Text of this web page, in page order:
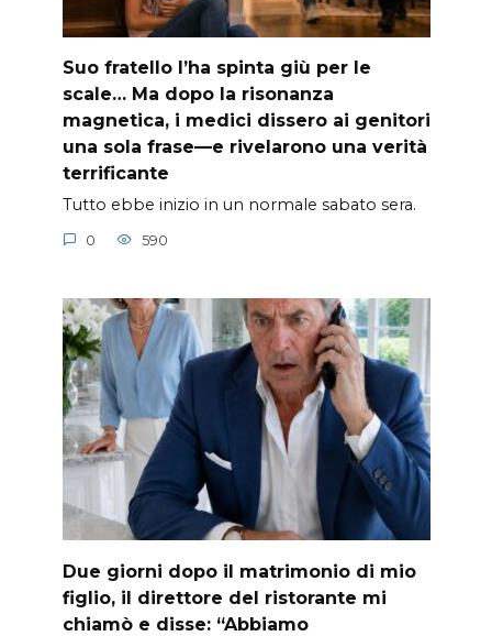
Suo fratello l’ha spinta giù per le
scale… Ma dopo la risonanza
magnetica, i medici dissero ai genitori
una sola frase—e rivelarono una verità
terrificante
Tutto ebbe inizio in un normale sabato sera.
0 590
Due giorni dopo il matrimonio di mio
figlio, il direttore del ristorante mi
chiamò e disse: “Abbiamo